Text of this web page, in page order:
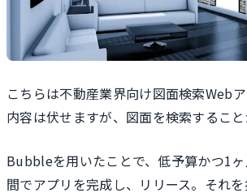
こちらは不動産業界向け図面検索Web
内容は伏せますが、図面を検索すること
Bubbleを用いたことで、低予算かつ1
間でアプリを完成し、リリース。それ